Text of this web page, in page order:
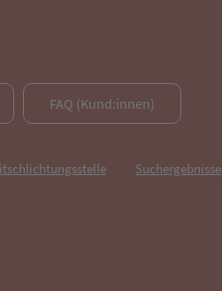
FAQ (Kund:innen)
Suchergebnisse